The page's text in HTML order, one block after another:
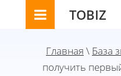
TOBIZ
Главная \ База
получить